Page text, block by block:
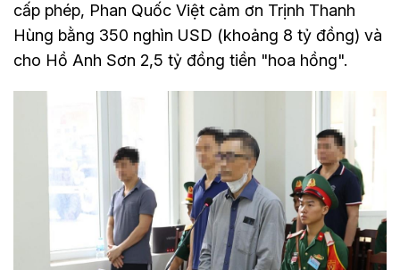
cấp phép, Phan Quốc Việt cảm ơn Trịnh Thanh
Hùng bằng 350 nghìn USD (khoảng 8 tỷ đồng) và
cho Hồ Anh Sơn 2,5 tỷ đồng tiền "hoa hồng".